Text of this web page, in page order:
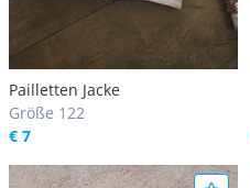
Pailletten Jacke
Größe 122
€ 7